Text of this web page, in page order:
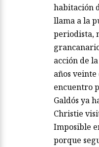
habitación
llama a la
periodista,
acción de
años
encuentro
Galdós ya
Christie
Imposible
porque